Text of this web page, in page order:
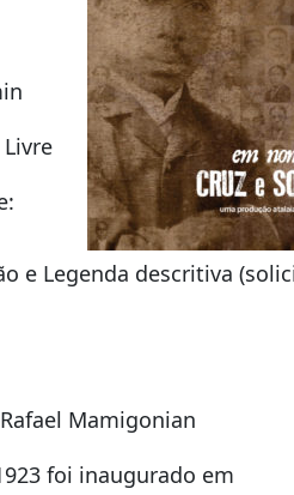
e Legenda descritiva
Mamigonian
foi inaugurado em